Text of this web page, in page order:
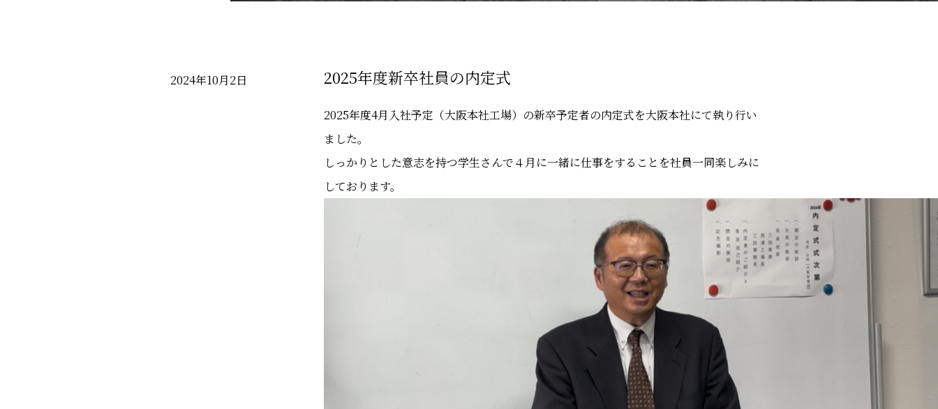
2024年10月2日 2025年度新卒社員の内定式
2025年度4月入社予定（大阪本社工場）の新卒予定者の内定式を大阪本社にて執り行い
ました。
しっかりとした意志を持つ学生さんで４月に一緒に仕事をすることを社員一同楽しみに
しております。